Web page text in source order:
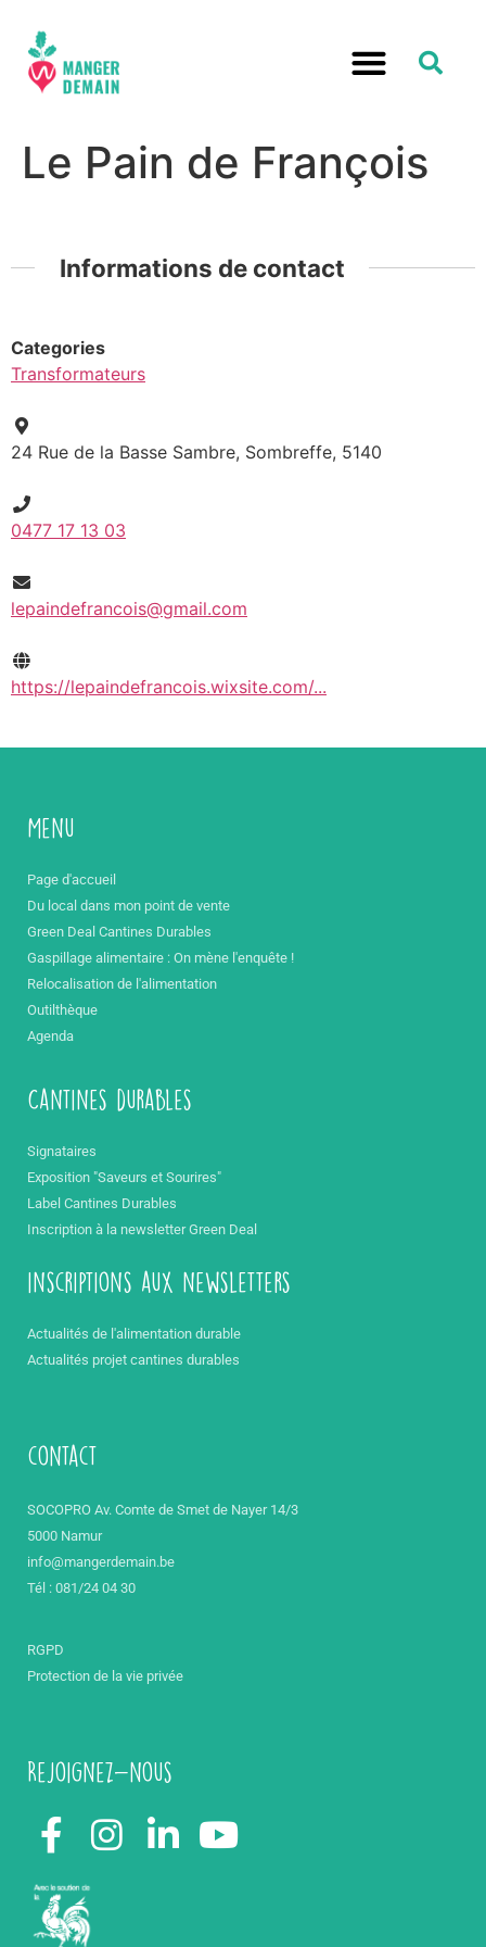
Le Pain de François
Informations de contact
Categories
Transformateurs
24 Rue de la Basse Sambre, Sombreffe, 5140
0477 17 13 03
lepaindefrancois@gmail.com
https://lepaindefrancois.wixsite.com/...
Menu
Page d'accueil
Du local dans mon point de vente
Green Deal Cantines Durables
Gaspillage alimentaire : On mène l'enquête !
Relocalisation de l'alimentation
Outilthèque
Agenda
Cantines durables
Signataires
Exposition "Saveurs et Sourires"
Label Cantines Durables
Inscription à la newsletter Green Deal
inscriptions aux newsletters
Actualités de l'alimentation durable
Actualités projet cantines durables
contact
SOCOPRO Av. Comte de Smet de Nayer 14/3
5000 Namur
info@mangerdemain.be
Tél : 081/24 04 30
RGPD
Protection de la vie privée
Rejoignez-nous